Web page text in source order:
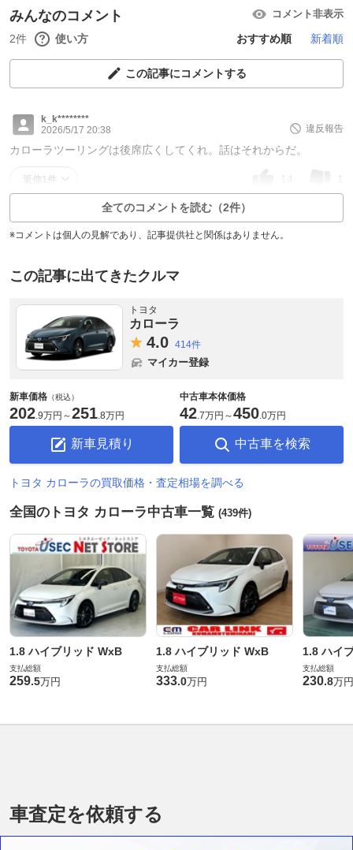
みんなのコメント コメント非表示
2件 使い方 おすすめ順 新着順
この記事にコメントする
k_k********
2026/5/17 20:38
違反報告
カローラツーリングは後席広くしてくれ。話はそれからだ。
返信1件 14
全てのコメントを読む（2件）
※コメントは個人の見解であり、記事提供社と関係はありません。
この記事に出てきたクルマ
トヨタ
カローラ
4.0 414件
マイカー登録
新車価格 （税込）
202.9万円 ～251.8万円
新車見積り
中古車本体価格
42.7万円 ～450.0万円
中古車を検索
トヨタ カローラの買取価格・査定相場を調べる
全国のトヨタ カローラ中古車一覧 (439件)
1.8 ハイブリッド WxB
支払総額
259.5万円
1.8 ハイブリッド WxB
支払総額
333.0万円
1.8 ハイ
支払総額
230.8万円
車査定を依頼する